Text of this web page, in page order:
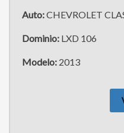
Auto:CHEVROLET
Dominio: LXD 106
Modelo: 2013